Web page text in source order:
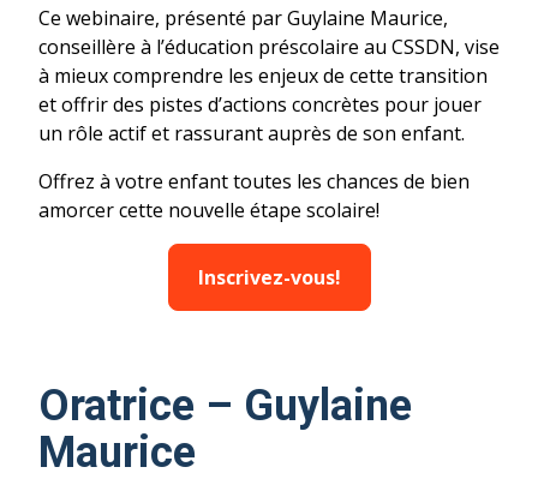
Ce webinaire, présenté par Guylaine Maurice,
conseillère à l’éducation préscolaire au CSSDN, vise
à mieux comprendre les enjeux de cette transition
et offrir des pistes d’actions concrètes pour jouer
un rôle actif et rassurant auprès de son enfant.
Offrez à votre enfant toutes les chances de bien
amorcer cette nouvelle étape scolaire!
Inscrivez-vous!
Oratrice – Guylaine
Maurice